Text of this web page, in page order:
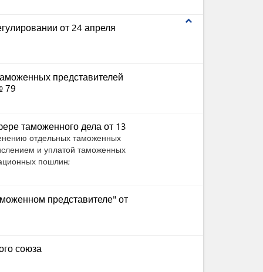
expand_less
от 24 апреля
представителей
79
таможенного дела от 13
отдельных таможенных
и уплатой таможенных
пошлин;
представителе" от
союза